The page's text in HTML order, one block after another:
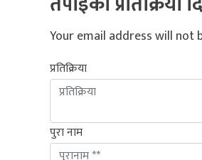
Your email address will not
प्रतिक्रिया
पुरा नाम